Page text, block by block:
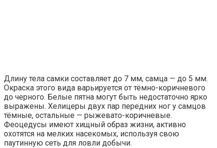
Длину тела самки составляет до 7 мм, самца — до 5 мм.
Окраска этого вида варьируется от тёмно-коричневого
до черного. Белые пятна могут быть недостаточно ярко
выражены. Хелицеры двух пар передних ног у самцов
тёмные, остальные — рыжевато-коричневые.
Феоцедусы имеют хищный образ жизни, активно
охотятся на мелких насекомых, используя свою
паутинную сеть для ловли добычи.